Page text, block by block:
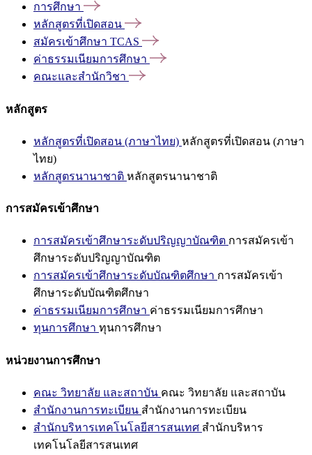
การศึกษา
หลักสูตรที่เปิดสอน
สมัครเข้าศึกษา TCAS
ค่าธรรมเนียมการศึกษา
คณะและสำนักวิชา
หลักสูตร
หลักสูตรที่เปิดสอน (ภาษาไทย) หลักสูตรที่เปิดสอน (ภาษา
ไทย)
หลักสูตรนานาชาติ หลักสูตรนานาชาติ
การสมัครเข้าศึกษา
การสมัครเข้าศึกษาระดับปริญญาบัณฑิต การสมัครเข้า
ศึกษาระดับปริญญาบัณฑิต
การสมัครเข้าศึกษาระดับบัณฑิตศึกษา การสมัครเข้า
ศึกษาระดับบัณฑิตศึกษา
ค่าธรรมเนียมการศึกษา ค่าธรรมเนียมการศึกษา
ทุนการศึกษา ทุนการศึกษา
หน่วยงานการศึกษา
คณะ วิทยาลัย และสถาบัน คณะ วิทยาลัย และสถาบัน
สำนักงานการทะเบียน สำนักงานการทะเบียน
สำนักบริหารเทคโนโลยีสารสนเทศ สำนักบริหาร
เทคโนโลยีสารสนเทศ